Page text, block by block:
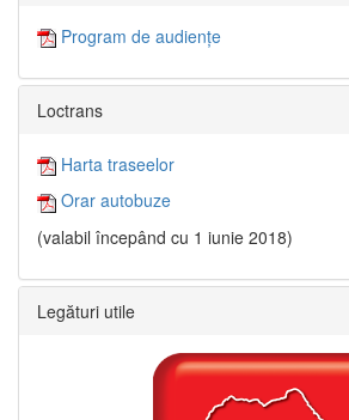
Program de audiențe
Loctrans
Harta traseelor
Orar autobuze
(valabil începând cu 1 iunie 2018)
Legături utile